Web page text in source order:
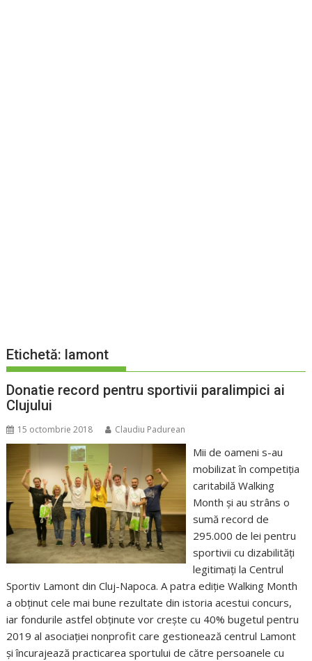
Etichetă: lamont
Donatie record pentru sportivii paralimpici ai
Clujului
15 octombrie 2018 Claudiu Padurean
Mii de oameni s-au
mobilizat în competiţia
caritabilă Walking
Month şi au strâns o
sumă record de
295.000 de lei pentru
sportivii cu dizabilităţi
legitimaţi la Centrul
Sportiv Lamont din Cluj-Napoca. A patra ediţie Walking Month
a obţinut cele mai bune rezultate din istoria acestui concurs,
iar fondurile astfel obţinute vor creşte cu 40% bugetul pentru
2019 al asociaţiei nonprofit care gestionează centrul Lamont
şi încurajează practicarea sportului de către persoanele cu